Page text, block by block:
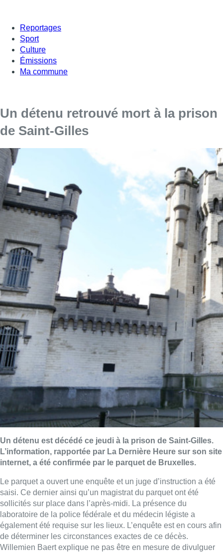
Reportages
Sport
Culture
Émissions
Ma commune
Un détenu retrouvé mort à la prison
de Saint-Gilles
Un détenu est décédé ce jeudi à la prison de Saint-Gilles.
L’information, rapportée par La Dernière Heure sur son site
internet, a été confirmée par le parquet de Bruxelles.
Le parquet a ouvert une enquête et un juge d’instruction a été
saisi. Ce dernier ainsi qu’un magistrat du parquet ont été
sollicités sur place dans l’après-midi. La présence du
laboratoire de la police fédérale et du médecin légiste a
également été requise sur les lieux. L’enquête est en cours afin
de déterminer les circonstances exactes de ce décès.
Willemien Baert explique ne pas être en mesure de divulguer